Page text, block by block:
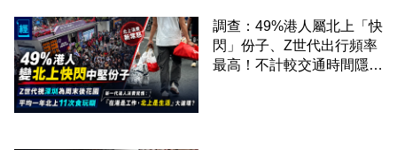
調查：49%港人屬北上「快
閃」份子、Z世代出行頻率
最高！不計較交通時間隱形